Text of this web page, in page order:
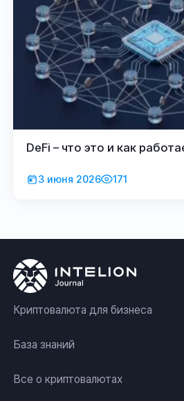
3 июня 2026 171
DeFi – что это и как
Криптовалюта для бизнеса
База знаний
Все о криптовалютах